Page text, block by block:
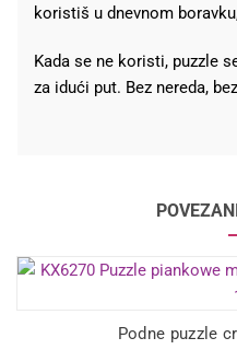
koristiš u dnevnom
Kada se ne koristi, puzzle
za idući put. Bez nereda,
Podne puzzle